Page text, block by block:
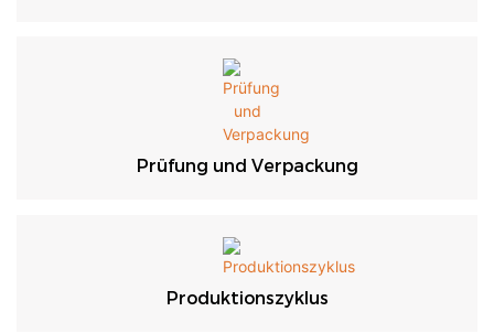
Prüfung und Verpackung
Produktionszyklus